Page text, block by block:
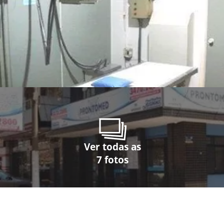
Ver todas as
7 fotos
Ver todas as
7 fotos
Ver todas as
7 fotos
Ver todas as
7 fotos
Ver todas as
7 fotos
Ver todas as
7 fotos
Ver todas as
7 fotos